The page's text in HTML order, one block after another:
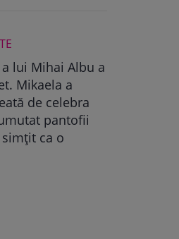
cu trupa de
Antonia